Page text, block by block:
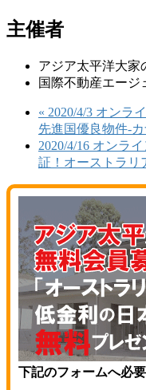
主催者
アジア太平洋大家
国際不動産エージ
« 2020/4/3 オンラ
先進国優良物件-カ
2020/4/16 オンラ
証！オーストラリ
下記のフォームへ必